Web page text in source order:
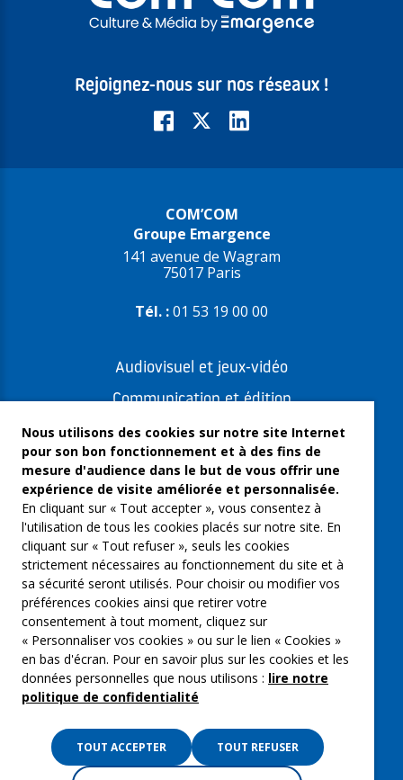
Rejoignez-nous sur nos réseaux !
COM’COM
Groupe Emargence
141 avenue de Wagram
75017 Paris
Tél. :01 53 19 00 00
Audiovisuel et jeux-vidéo
Communication et édition
Freelances et artistes-auteurs
Musique et spectacles
Qui sommes-nous ?
Groupe Emargence
C’moi le chef
Actualités
Contactez nous
Mentions légales
Gestion des cookies
Nous utilisons des cookies sur notre site Internet
pour son bon fonctionnement et à des fins de
mesure d'audience dans le but de vous offrir une
expérience de visite améliorée et personnalisée.
En cliquant sur « Tout accepter », vous consentez à
l'utilisation de tous les cookies placés sur notre site. En
cliquant sur « Tout refuser », seuls les cookies
strictement nécessaires au fonctionnement du site et à
sa sécurité seront utilisés. Pour choisir ou modifier vos
préférences cookies ainsi que retirer votre
consentement à tout moment, cliquez sur
« Personnaliser vos cookies » ou sur le lien « Cookies »
en bas d'écran. Pour en savoir plus sur les cookies et les
données personnelles que nous utilisons : lire notre
politique de confidentialité
TOUT ACCEPTER TOUT REFUSER